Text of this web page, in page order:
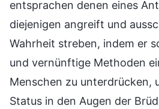
entsprachen denen eines
diejenigen angreift und
Wahrheit streben, indem er
und vernünftige Methoden
Menschen zu unterdrücken,
Status in den Augen der